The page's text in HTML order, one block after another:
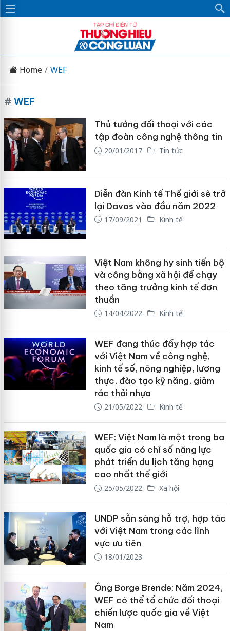
Home WEF
# WEF
Thủ tướng đối thoại với các
tập đoàn công nghệ thông tin
20/01/2017 Tin tức
Diễn đàn Kinh tế Thế giới sẽ trở
lại Davos vào đầu năm 2022
17/09/2021 Kinh tế
Việt Nam không hy sinh tiến bộ
và công bằng xã hội để chạy
theo tăng trưởng kinh tế đơn
thuần
14/04/2022 Kinh tế
WEF đang thúc đẩy hợp tác
với Việt Nam về công nghệ,
kinh tế số, nông nghiệp, lương
thực, đào tạo kỹ năng, giảm
rác thải nhựa
21/05/2022 Kinh tế
WEF: Việt Nam là một trong ba
quốc gia có chỉ số năng lực
phát triển du lịch tăng hạng
cao nhất thế giới
25/05/2022 Xã hội
UNDP sẵn sàng hỗ trợ, hợp tác
với Việt Nam trong các lĩnh
vực ưu tiên
18/01/2023
Ông Borge Brende: Năm 2024,
WEF có thể tổ chức đối thoại
chiến lược quốc gia về Việt
Nam